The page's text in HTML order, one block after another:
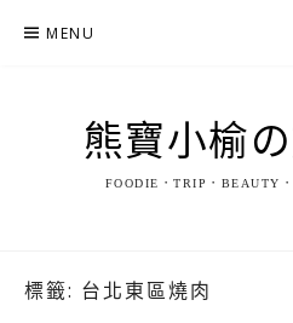
MENU
熊寶小榆
FOODIE．TRIP．BEAUTY
標籤: 台北東區燒肉